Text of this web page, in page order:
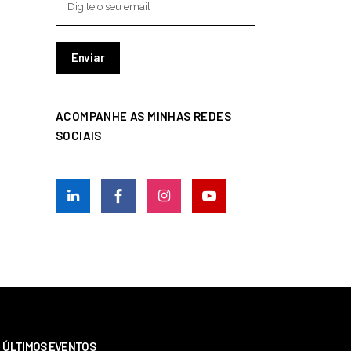
ACOMPANHE AS MINHAS REDES
SOCIAIS
ÚLTIMOS EVENTOS